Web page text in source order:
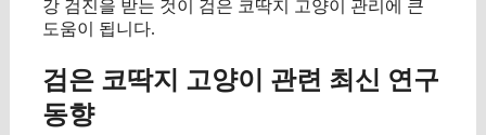
강 검진을 받는 것이 검은 코딱지 고양이 관리에 큰
도움이 됩니다.
검은 코딱지 고양이 관련 최신 연구
동향